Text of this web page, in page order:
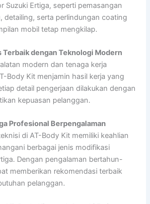
Suzuki Ertiga, seperti pemasangan
detailing, serta perlindungan coating
mobil tetap mengkilap.
Terbaik dengan Teknologi Modern
modern dan tenaga kerja
Body Kit menjamin hasil kerja yang
detail pengerjaan dilakukan dengan
kepuasan pelanggan.
Profesional Berpengalaman
di AT-Body Kit memiliki keahlian
berbagai jenis modifikasi
Dengan pengalaman bertahun-
memberikan rekomendasi terbaik
pelanggan.